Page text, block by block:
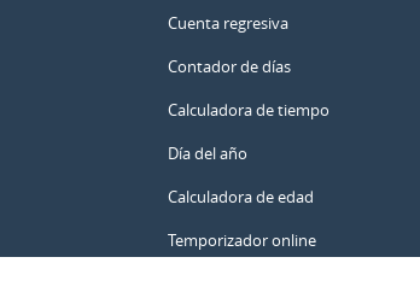
Cuenta regresiva
Contador de días
Calculadora de tiempo
Día del año
Calculadora de edad
Temporizador online